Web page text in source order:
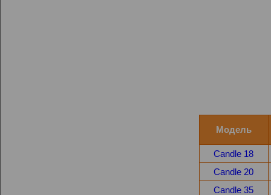
Модель
Candle 18
Candle 20
Candle 35